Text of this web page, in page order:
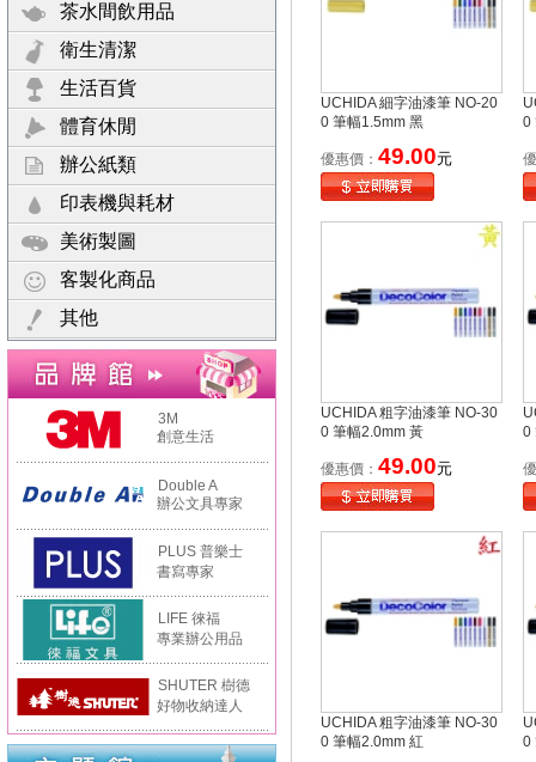
茶水間飲用品
衛生清潔
生活百貨
體育休閒
辦公紙類
印表機與耗材
美術製圖
客製化商品
其他
3M
創意生活
Double A
辦公文具專家
PLUS 普樂士
書寫專家
LIFE 徠福
專業辦公用品
SHUTER 樹德
好物收納達人
UCHIDA 細字油漆筆 NO-20
0 筆幅1.5mm 黑
優惠價： 49.00元
0
UCHIDA 粗字油漆筆 NO-30
0 筆幅2.0mm 黃
優惠價： 49.00元
0
UCHIDA 粗字油漆筆 NO-30
0 筆幅2.0mm 紅
0